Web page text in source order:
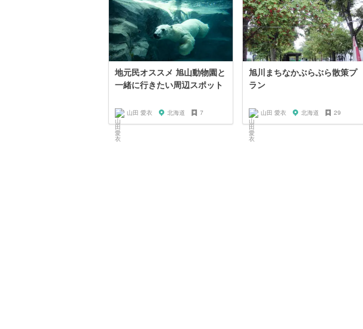
地元民オススメ 旭山動物園と
一緒に行きたい周辺スポット
山田 愛衣 北海道 7
旭川まちなかぶらぶら散策プ
ラン
山田 愛衣 北海道 29